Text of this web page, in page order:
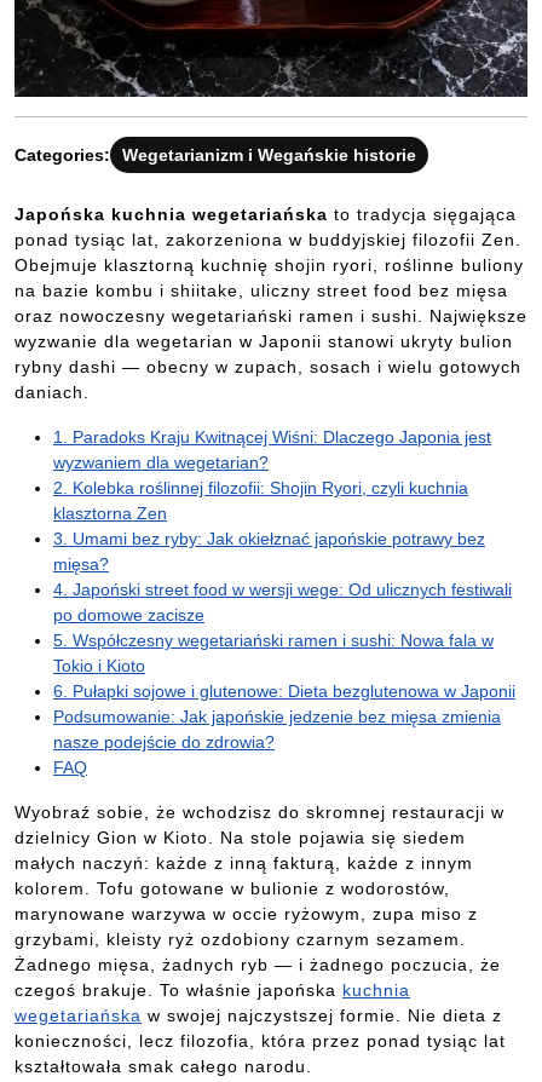
Categories: Wegetarianizm i Wegańskie historie
Japońska kuchnia wegetariańska to tradycja sięgająca
ponad tysiąc lat, zakorzeniona w buddyjskiej filozofii Zen.
Obejmuje klasztorną kuchnię shojin ryori, roślinne buliony
na bazie kombu i shiitake, uliczny street food bez mięsa
oraz nowoczesny wegetariański ramen i sushi. Największe
wyzwanie dla wegetarian w Japonii stanowi ukryty bulion
rybny dashi — obecny w zupach, sosach i wielu gotowych
daniach.
1. Paradoks Kraju Kwitnącej Wiśni: Dlaczego Japonia jest
wyzwaniem dla wegetarian?
2. Kolebka roślinnej filozofii: Shojin Ryori, czyli kuchnia
klasztorna Zen
3. Umami bez ryby: Jak okiełznać japońskie potrawy bez
mięsa?
4. Japoński street food w wersji wege: Od ulicznych festiwali
po domowe zacisze
5. Współczesny wegetariański ramen i sushi: Nowa fala w
Tokio i Kioto
6. Pułapki sojowe i glutenowe: Dieta bezglutenowa w Japonii
Podsumowanie: Jak japońskie jedzenie bez mięsa zmienia
nasze podejście do zdrowia?
FAQ
Wyobraź sobie, że wchodzisz do skromnej restauracji w
dzielnicy Gion w Kioto. Na stole pojawia się siedem
małych naczyń: każde z inną fakturą, każde z innym
kolorem. Tofu gotowane w bulionie z wodorostów,
marynowane warzywa w occie ryżowym, zupa miso z
grzybami, kleisty ryż ozdobiony czarnym sezamem.
Żadnego mięsa, żadnych ryb — i żadnego poczucia, że
czegoś brakuje. To właśnie japońska kuchnia
wegetariańska w swojej najczystszej formie. Nie dieta z
konieczności, lecz filozofia, która przez ponad tysiąc lat
kształtowała smak całego narodu.